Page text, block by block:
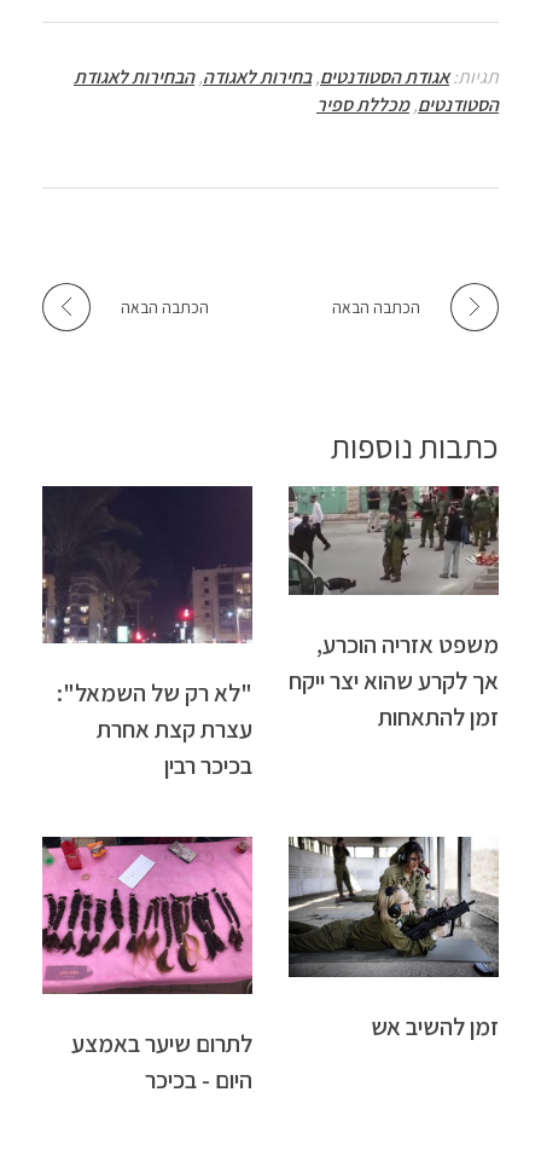
o
o
k
er
sA
p
p
תגיות:אגודת הסטודנטים,בחירות לאגודה,הבחירות לאגודת
הסטודנטים,מכללת ספיר
הכתבה הבאה הכתבה הבאה
כתבות נוספות
משפט אזריה הוכרע,
אך לקרע שהוא יצר ייקח
זמן להתאחות
"לא רק של השמאל":
עצרת קצת אחרת
בכיכר רבין
זמן להשיב אש
לתרום שיער באמצע
היום - בכיכר